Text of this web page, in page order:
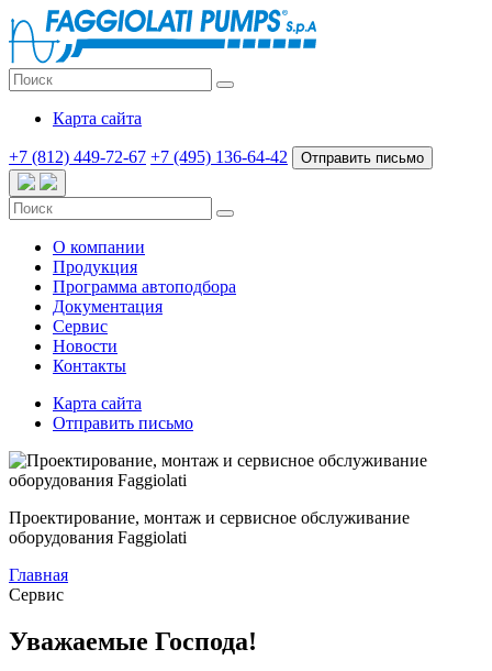
Карта сайта
+7 (812) 449-72-67 +7 (495) 136-64-42 Отправить письмо
О компании
Продукция
Программа автоподбора
Документация
Cервис
Новости
Контакты
Карта сайта
Отправить письмо
Проектирование, монтаж и сервисное обслуживание
оборудования Faggiolati
Главная
Сервис
Уважаемые Господа!